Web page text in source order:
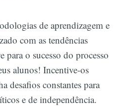
de aprendizagem e
com as tendências
para o sucesso do processo
alunos! Incentive-os
desafios constantes para
e de independência.